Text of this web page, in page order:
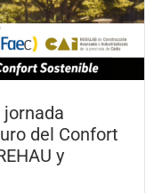
jornada
del Confort
y